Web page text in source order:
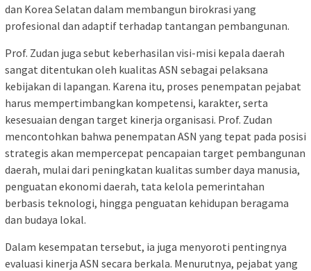
dan Korea Selatan dalam membangun birokrasi yang
profesional dan adaptif terhadap tantangan pembangunan.
Prof. Zudan juga sebut keberhasilan visi-misi kepala daerah
sangat ditentukan oleh kualitas ASN sebagai pelaksana
kebijakan di lapangan. Karena itu, proses penempatan pejabat
harus mempertimbangkan kompetensi, karakter, serta
kesesuaian dengan target kinerja organisasi. Prof. Zudan
mencontohkan bahwa penempatan ASN yang tepat pada posisi
strategis akan mempercepat pencapaian target pembangunan
daerah, mulai dari peningkatan kualitas sumber daya manusia,
penguatan ekonomi daerah, tata kelola pemerintahan
berbasis teknologi, hingga penguatan kehidupan beragama
dan budaya lokal.
Dalam kesempatan tersebut, ia juga menyoroti pentingnya
evaluasi kinerja ASN secara berkala. Menurutnya, pejabat yang